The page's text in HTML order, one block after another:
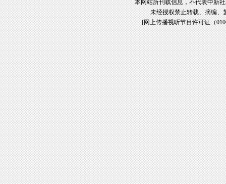
本网站所刊载信息，不代表中新
未经授权禁止转载、摘编、
[网上传播视听节目许可证（